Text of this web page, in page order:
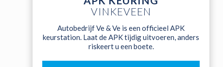
VINKEVEEN
Autobedrijf Ve & Ve is een officieel APK
keurstation. Laat de APK tijdig uitvoeren, anders
riskeert u een boete.